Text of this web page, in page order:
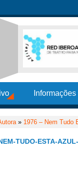
» 1976 – Nem Tudo
TUDO-ESTA-